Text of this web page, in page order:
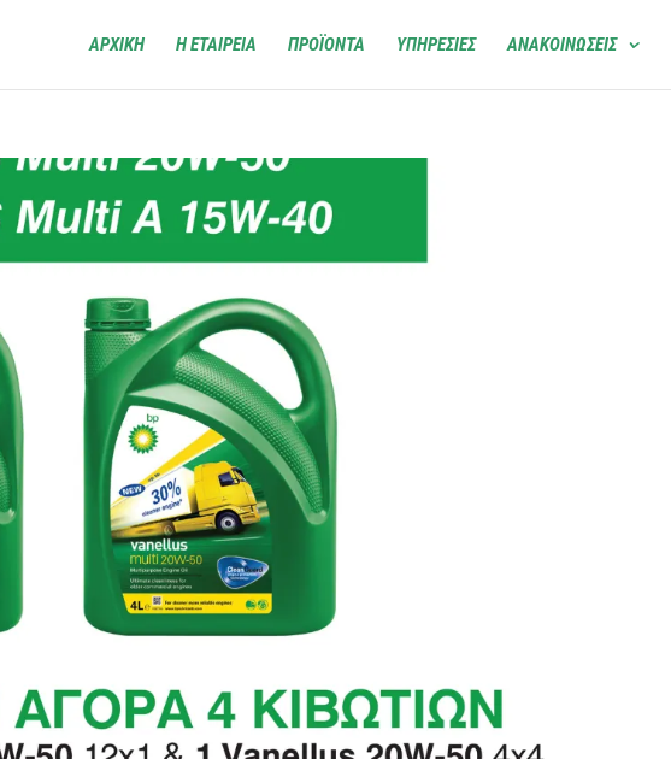
ΑΡΧΙΚΗ Η ΕΤΑΙΡΕΙΑ ΠΡΟΪΟΝΤΑ ΥΠΗΡΕΣΙΕΣ ΑΝΑΚΟΙΝΩΣΕΙΣ